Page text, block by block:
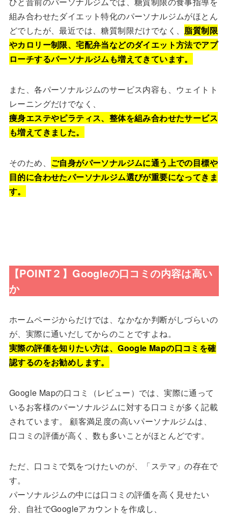
組み合わせたダイエット特化のパーソナルジムがほとん
どでしたが、最近では、糖質制限だけでなく、 脂質制限
やカロリー制限、宅配弁当などのダイエット方法でアプ
ローチするパーソナルジムも増えてきています。
また、各パーソナルジムのサービス内容も、ウェイトト
レーニングだけでなく、
痩身エステやピラティス、整体を組み合わせたサービス
も増えてきました。
そのため、 ご自身がパーソナルジムに通う上での目標や
目的に合わせたパーソナルジム選びが重要になってきま
す。
【POINT２】Googleの口コミの内容は高い
か
ホームページからだけでは、なかなか判断がしづらいの
が、実際に通いだしてからのことですよね。
実際の評価を知りたい方は、Google Mapの口コミを確
認するのをお勧めします。
Google Mapの口コミ（レビュー）では、実際に通って
いるお客様のパーソナルジムに対する口コミが多く記載
されています。 顧客満足度の高いパーソナルジムは、
口コミの評価が高く、数も多いことがほとんどです。
ただ、口コミで気をつけたいのが、「ステマ」の存在で
す。
パーソナルジムの中には口コミの評価を高く見せたい
分、自社でGoogleアカウントを作成し、